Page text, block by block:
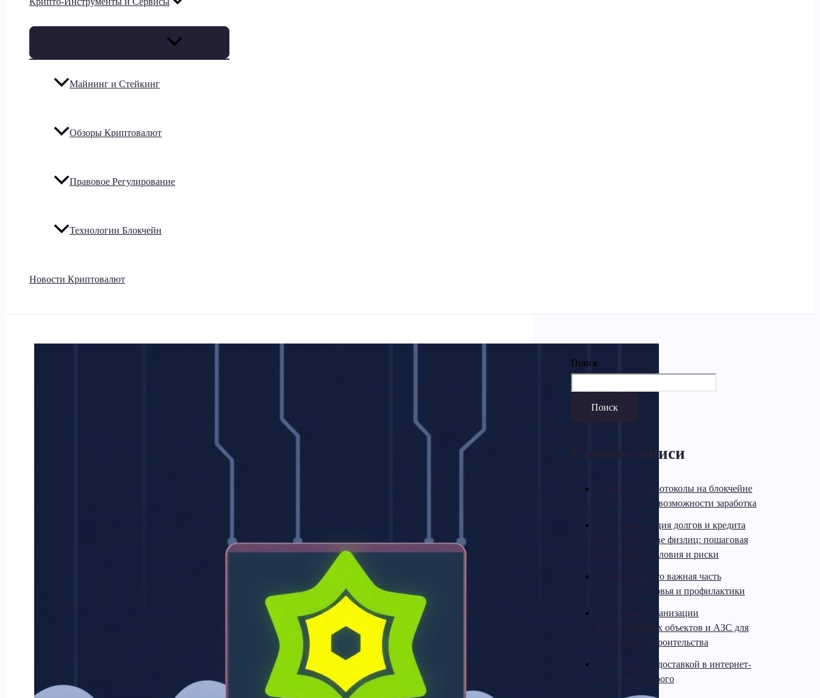
Майнинг и Стейкинг
Обзоры Криптовалют
Правовое Регулирование
Технологии Блокчейн
Новости Криптовалют
Поиск
Поиск
Свежие записи
Лучшие defi-протоколы на блокчейне
solana: обзор и возможности заработка
Реструктуризация долгов и кредита
при банкротстве физлиц: пошаговая
инструкция, условия и риски
Гинекология это важная часть
женского здоровья и профилактики
Проектные организации
промышленных объектов и АЗС для
безопасного строительства
Купить вейп с доставкой в интернет-
магазине недорого